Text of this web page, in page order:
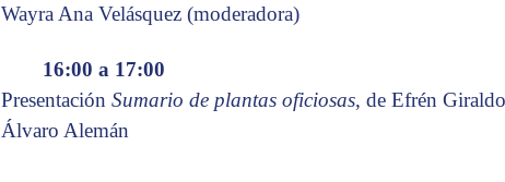
Wayra Ana Velásquez (moderadora)
16:00 a 17:00
Presentación Sumario de plantas oficiosas, de Efrén
Álvaro Alemán